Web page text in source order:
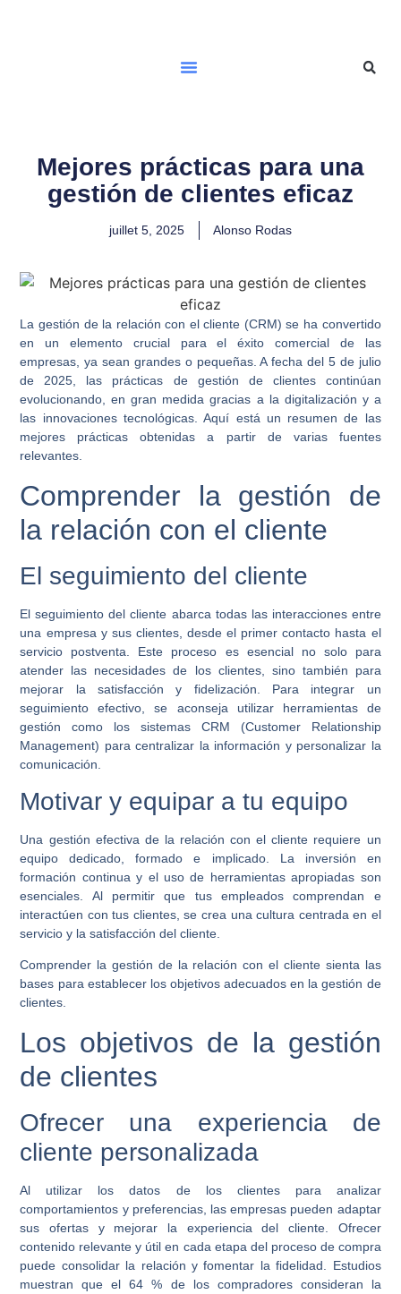
Mejores prácticas para una
gestión de clientes eficaz
juillet 5, 2025 Alonso Rodas
La gestión de la relación con el cliente (CRM) se ha convertido
en un elemento crucial para el éxito comercial de las
empresas, ya sean grandes o pequeñas. A fecha del 5 de julio
de 2025, las prácticas de gestión de clientes continúan
evolucionando, en gran medida gracias a la digitalización y a
las innovaciones tecnológicas. Aquí está un resumen de las
mejores prácticas obtenidas a partir de varias fuentes
relevantes.
Comprender la gestión de
la relación con el cliente
El seguimiento del cliente
El seguimiento del cliente abarca todas las interacciones entre
una empresa y sus clientes, desde el primer contacto hasta el
servicio postventa. Este proceso es esencial no solo para
atender las necesidades de los clientes, sino también para
mejorar la satisfacción y fidelización. Para integrar un
seguimiento efectivo, se aconseja utilizar herramientas de
gestión como los sistemas CRM (Customer Relationship
Management) para centralizar la información y personalizar la
comunicación.
Motivar y equipar a tu equipo
Una gestión efectiva de la relación con el cliente requiere un
equipo dedicado, formado e implicado. La inversión en
formación continua y el uso de herramientas apropiadas son
esenciales. Al permitir que tus empleados comprendan e
interactúen con tus clientes, se crea una cultura centrada en el
servicio y la satisfacción del cliente.
Comprender la gestión de la relación con el cliente sienta las
bases para establecer los objetivos adecuados en la gestión de
clientes.
Los objetivos de la gestión
de clientes
Ofrecer una experiencia de
cliente personalizada
Al utilizar los datos de los clientes para analizar
comportamientos y preferencias, las empresas pueden adaptar
sus ofertas y mejorar la experiencia del cliente. Ofrecer
contenido relevante y útil en cada etapa del proceso de compra
puede consolidar la relación y fomentar la fidelidad. Estudios
muestran que el 64 % de los compradores consideran la